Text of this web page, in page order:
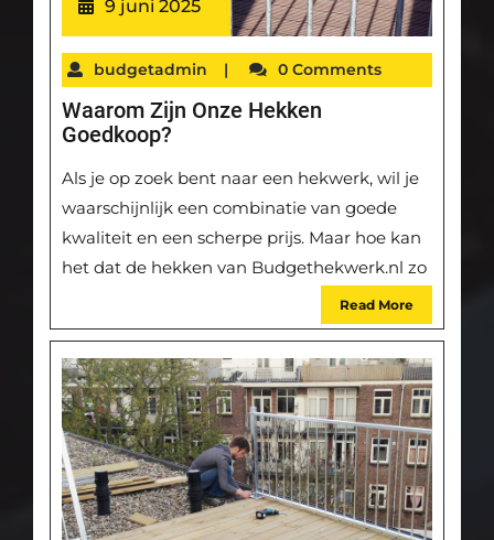
9 juni 2025
budgetadmin | 0 Comments
Waarom Zijn Onze Hekken
Goedkoop?
Als je op zoek bent naar een hekwerk, wil je
waarschijnlijk een combinatie van goede
kwaliteit en een scherpe prijs. Maar hoe kan
het dat de hekken van Budgethekwerk.nl zo
Read More